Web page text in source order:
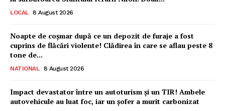
LOCAL 8 August 2026
Noapte de coșmar după ce un depozit de furaje a fost
cuprins de flăcări violente! Clădirea în care se aflau peste 8
tone de...
NATIONAL 8 August 2026
Impact devastator între un autoturism și un TIR! Ambele
autovehicule au luat foc, iar un șofer a murit carbonizat